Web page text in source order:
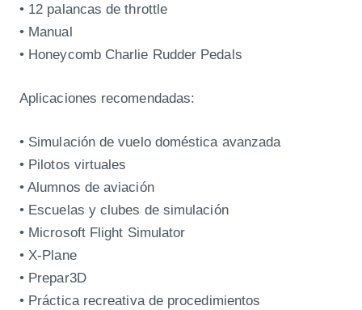
• 12 palancas de throttle
• Manual
• Honeycomb Charlie Rudder Pedals
Aplicaciones recomendadas:
• Simulación de vuelo doméstica avanzada
• Pilotos virtuales
• Alumnos de aviación
• Escuelas y clubes de simulación
• Microsoft Flight Simulator
• X-Plane
• Prepar3D
• Práctica recreativa de procedimientos